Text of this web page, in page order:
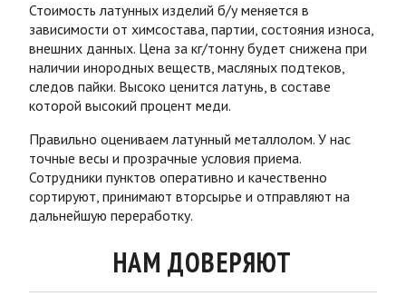
Стоимость латунных изделий б/у меняется в
зависимости от химсостава, партии, состояния износа,
внешних данных. Цена за кг/тонну будет снижена при
наличии инородных веществ, масляных подтеков,
следов пайки. Высоко ценится латунь, в составе
которой высокий процент меди.
Правильно оцениваем латунный металлолом. У нас
точные весы и прозрачные условия приема.
Сотрудники пунктов оперативно и качественно
сортируют, принимают вторсырье и отправляют на
дальнейшую переработку.
НАМ ДОВЕРЯЮТ